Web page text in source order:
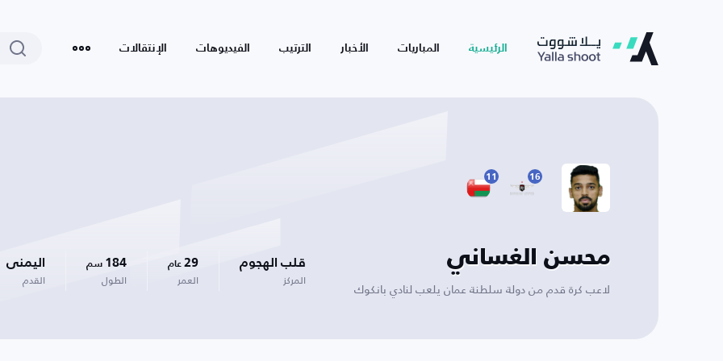
الرئيسية المباريات الأخبار الترتيب الفيديوهات الإنتقالات
16
11
محسن الغساني
لاعب كرة قدم من دولة سلطنة عمان يلعب لنادي بانكوك
قلب الهجوم
المركز
29 عام
العمر
184 سم
الطول
اليمنى
القدم